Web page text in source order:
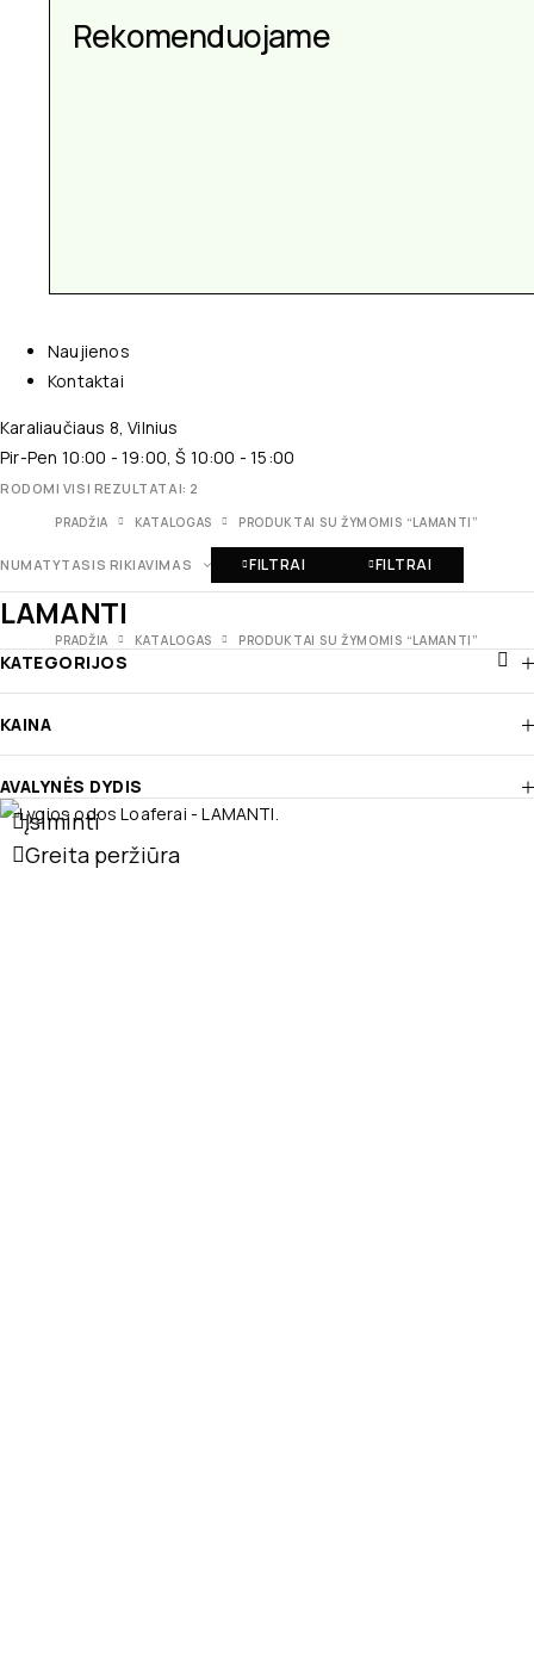
Rekomenduojame
Naujienos
Kontaktai
Karaliaučiaus 8, Vilnius
Pir-Pen 10:00 - 19:00, Š 10:00 - 15:00
RODOMI VISI REZULTATAI: 2
PRADŽIA KATALOGAS PRODUKTAI SU ŽYMOMIS “LAMANTI”
NUMATYTASIS RIKIAVIMAS FILTRAI FILTRAI
LAMANTI
PRADŽIA KATALOGAS PRODUKTAI SU ŽYMOMIS “LAMANTI”
KATEGORIJOS
KAINA
AVALYNĖS DYDIS
Įsiminti
Greita peržiūra